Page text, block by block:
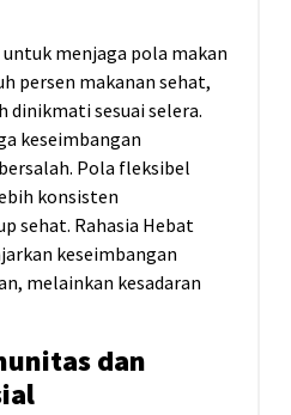
menjaga pola makan
persen makanan sehat,
dinikmati sesuai selera.
keseimbangan
Pola fleksibel
konsisten
sehat. Rahasia Hebat
keseimbangan
melainkan kesadaran
dan